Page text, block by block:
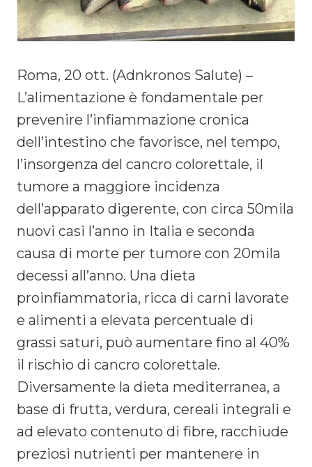
Roma, 20 ott. (Adnkronos Salute) –
L’alimentazione è fondamentale per
prevenire l’infiammazione cronica
dell’intestino che favorisce, nel tempo,
l’insorgenza del cancro colorettale, il
tumore a maggiore incidenza
dell’apparato digerente, con circa 50mila
nuovi casi l’anno in Italia e seconda
causa di morte per tumore con 20mila
decessi all’anno. Una dieta
proinfiammatoria, ricca di carni lavorate
e alimenti a elevata percentuale di
grassi saturi, può aumentare fino al 40%
il rischio di cancro colorettale.
Diversamente la dieta mediterranea, a
base di frutta, verdura, cereali integrali e
ad elevato contenuto di fibre, racchiude
preziosi nutrienti per mantenere in